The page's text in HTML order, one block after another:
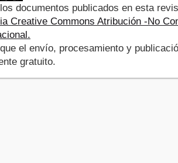
documentos publicados en esta
Creative Commons Atribución -No
el envío, procesamiento y
gratuito.